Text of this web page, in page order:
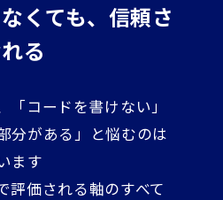
くても、信頼さ
る
コードを書けない」
分がある」と悩むのは
ます
評価される軸のすべて